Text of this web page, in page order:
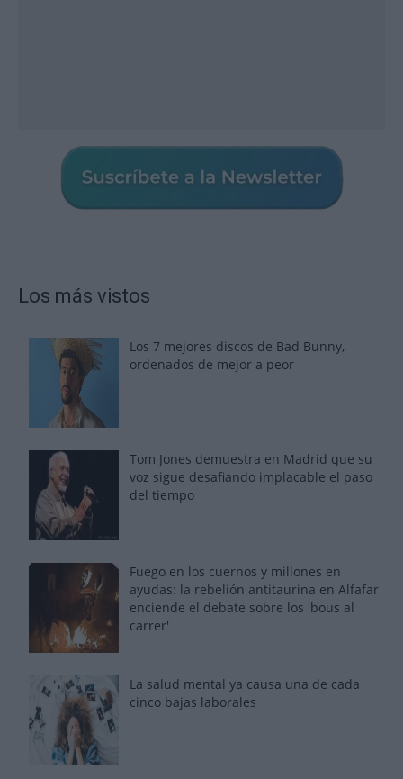
Los más vistos
Los 7 mejores discos de Bad Bunny,
ordenados de mejor a peor
Tom Jones demuestra en Madrid que su
voz sigue desafiando implacable el paso
del tiempo
Fuego en los cuernos y millones en
ayudas: la rebelión antitaurina en Alfafar
enciende el debate sobre los 'bous al
carrer'
La salud mental ya causa una de cada
cinco bajas laborales